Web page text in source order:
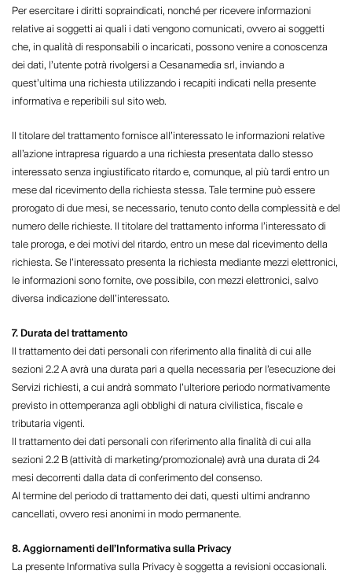
Per esercitare i diritti sopraindicati, nonché per ricevere informazioni
relative ai soggetti ai quali i dati vengono comunicati, ovvero ai soggetti
che, in qualità di responsabili o incaricati, possono venire a conoscenza
dei dati, l’utente potrà rivolgersi a Cesanamedia srl, inviando a
quest’ultima una richiesta utilizzando i recapiti indicati nella presente
informativa e reperibili sul sito web.
Il titolare del trattamento fornisce all’interessato le informazioni relative
all’azione intrapresa riguardo a una richiesta presentata dallo stesso
interessato senza ingiustificato ritardo e, comunque, al più tardi entro un
mese dal ricevimento della richiesta stessa. Tale termine può essere
prorogato di due mesi, se necessario, tenuto conto della complessità e del
numero delle richieste. Il titolare del trattamento informa l’interessato di
tale proroga, e dei motivi del ritardo, entro un mese dal ricevimento della
richiesta. Se l’interessato presenta la richiesta mediante mezzi elettronici,
le informazioni sono fornite, ove possibile, con mezzi elettronici, salvo
diversa indicazione dell’interessato.
7. Durata del trattamento
Il trattamento dei dati personali con riferimento alla finalità di cui alle
sezioni 2.2 A avrà una durata pari a quella necessaria per l’esecuzione dei
Servizi richiesti, a cui andrà sommato l’ulteriore periodo normativamente
previsto in ottemperanza agli obblighi di natura civilistica, fiscale e
tributaria vigenti.
Il trattamento dei dati personali con riferimento alla finalità di cui alla
sezioni 2.2 B (attività di marketing/promozionale) avrà una durata di 24
mesi decorrenti dalla data di conferimento del consenso.
Al termine del periodo di trattamento dei dati, questi ultimi andranno
cancellati, ovvero resi anonimi in modo permanente.
8. Aggiornamenti dell’Informativa sulla Privacy
La presente Informativa sulla Privacy è soggetta a revisioni occasionali.